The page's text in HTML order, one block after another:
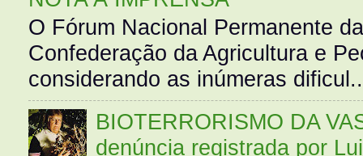
O Fórum Nacional Permanente
Confederação da Agricultura e
considerando as inúmeras
BIOTERRORISMO DA
denúncia registrada por